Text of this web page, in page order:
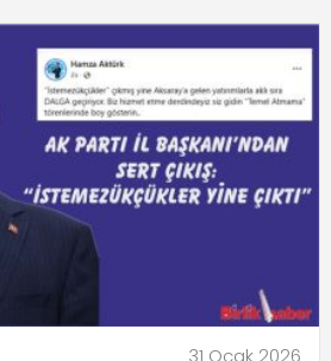
31 Ocak 2026